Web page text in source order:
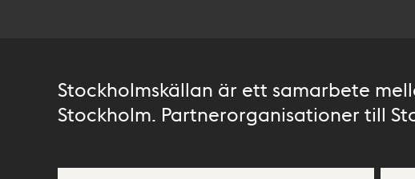
Stockholmskällan är ett samarbete
Stockholm. Partnerorganisationer till